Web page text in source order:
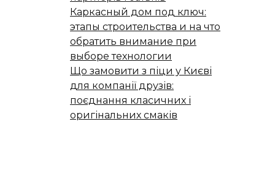
Каркасный дом под ключ:
этапы строительства и на что
обратить внимание при
выборе технологии
Що замовити з піци у Києві
для компанії друзів:
поєднання класичних і
оригінальних смаків